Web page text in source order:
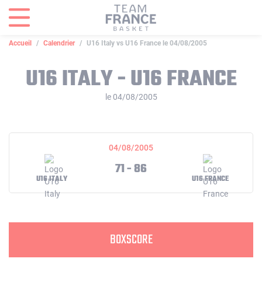
Accueil Calendrier U16 Italy vs U16 France le 04/08/2005
U16 ITALY - U16 FRANCE
le 04/08/2005
04/08/2005
U16 ITALY
71 - 86
U16 FRANCE
BOXSCORE
Panneau de gestion des cookies